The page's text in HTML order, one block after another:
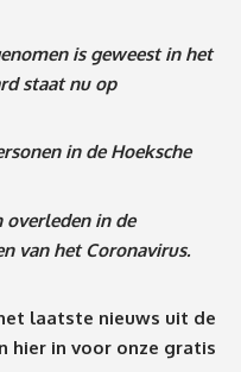
is geweest in het
staat nu op
in de Hoeksche
overleden in de
van het Coronavirus.
laatste nieuws uit de
hier in voor onze gratis